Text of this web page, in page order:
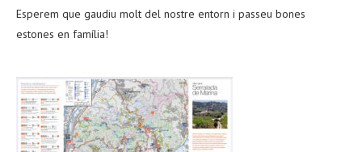
Esperem que gaudiu molt del nostre entorn i passeu bones
estones en família!